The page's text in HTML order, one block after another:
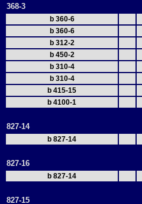
368-3
b 360-6
b 360-6
b 312-2
b 450-2
b 310-4
b 310-4
b 415-15
b 4100-1
827-14
b 827-14
827-16
b 827-14
827-15